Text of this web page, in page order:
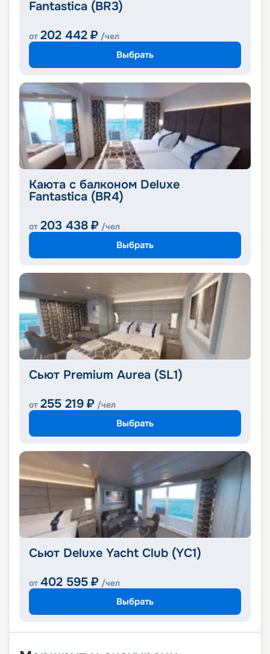
Fantastica (BR3)
от 202 442 ₽ /чел
Выбрать
Каюта с балконом Deluxe
Fantastica (BR4)
от 203 438 ₽ /чел
Выбрать
Сьют Premium Aurea (SL1)
от 255 219 ₽ /чел
Выбрать
Сьют Deluxe Yacht Club (YC1)
от 402 595 ₽ /чел
Выбрать